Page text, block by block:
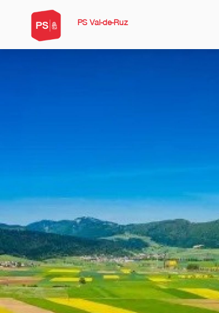
PS Val-de-Ruz